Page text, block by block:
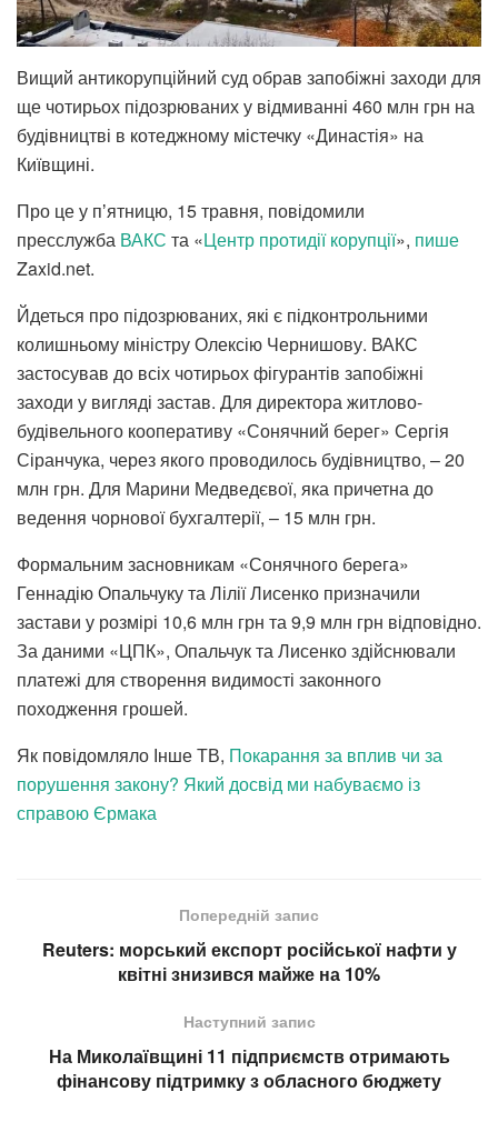
Вищий антикорупційний суд обрав запобіжні заходи для
ще чотирьох підозрюваних у відмиванні 460 млн грн на
будівництві в котеджному містечку «Династія» на
Київщині.
Про це у пʼятницю, 15 травня, повідомили
пресслужба ВАКС та «Центр протидії корупції», пише
Zaxid.net.
Йдеться про підозрюваних, які є підконтрольними
колишньому міністру Олексію Чернишову. ВАКС
застосував до всіх чотирьох фігурантів запобіжні
заходи у вигляді застав. Для директора житлово-
будівельного кооперативу «Сонячний берег» Сергія
Сіранчука, через якого проводилось будівництво, – 20
млн грн. Для Марини Медведєвої, яка причетна до
ведення чорнової бухгалтерії, – 15 млн грн.
Формальним засновникам «Сонячного берега»
Геннадію Опальчуку та Лілії Лисенко призначили
застави у розмірі 10,6 млн грн та 9,9 млн грн відповідно.
За даними «ЦПК», Опальчук та Лисенко здійснювали
платежі для створення видимості законного
походження грошей.
Як повідомляло Інше ТВ, Покарання за вплив чи за
порушення закону? Який досвід ми набуваємо із
справою Єрмака
Попередній запис
Reuters: морський експорт російської нафти у
квітні знизився майже на 10%
Наступний запис
На Миколаївщині 11 підприємств отримають
фінансову підтримку з обласного бюджету